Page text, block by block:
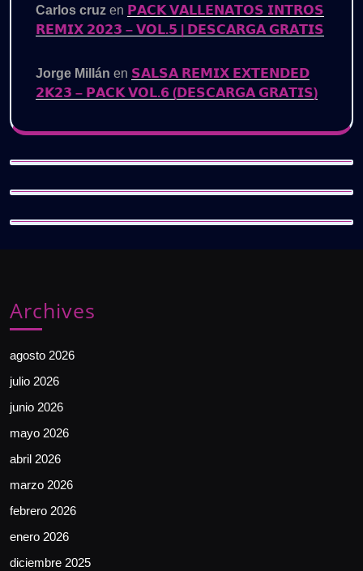
Carlos cruz en 𝗣𝗔𝗖𝗞 𝗩𝗔𝗟𝗟𝗘𝗡𝗔𝗧𝗢𝗦 𝗜𝗡𝗧𝗥𝗢𝗦
𝗥𝗘𝗠𝗜𝗫 𝟮𝟬𝟮𝟯 – 𝗩𝗢𝗟.𝟱 | 𝗗𝗘𝗦𝗖𝗔𝗥𝗚𝗔 𝗚𝗥𝗔𝗧𝗜𝗦
Jorge Millán en 𝗦𝗔𝗟𝗦𝗔 𝗥𝗘𝗠𝗜𝗫 𝗘𝗫𝗧𝗘𝗡𝗗𝗘𝗗
𝟮𝗞𝟮𝟯 – 𝗣𝗔𝗖𝗞 𝗩𝗢𝗟.𝟲 (𝗗𝗘𝗦𝗖𝗔𝗥𝗚𝗔 𝗚𝗥𝗔𝗧𝗜𝗦)
Archives
agosto 2026
julio 2026
junio 2026
mayo 2026
abril 2026
marzo 2026
febrero 2026
enero 2026
diciembre 2025